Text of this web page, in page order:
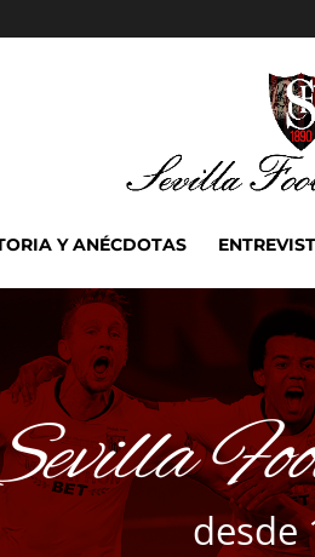
Y ANÉCDOTAS
desde